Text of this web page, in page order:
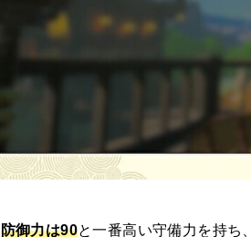
防御力は90と一番高い守備力を持ち、